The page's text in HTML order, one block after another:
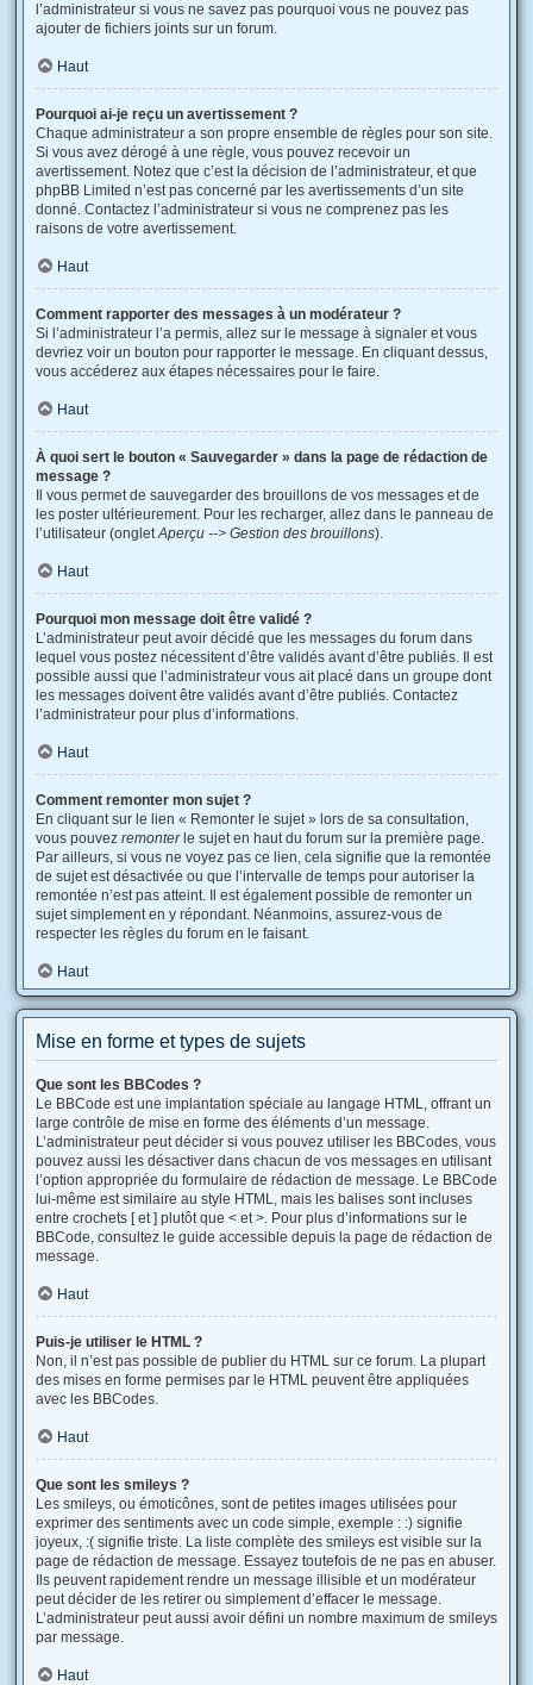
l’administrateur si vous ne savez pas pourquoi vous ne pouvez pas
ajouter de fichiers joints sur un forum.
Haut
Pourquoi ai-je reçu un avertissement ?
Chaque administrateur a son propre ensemble de règles pour son site.
Si vous avez dérogé à une règle, vous pouvez recevoir un
avertissement. Notez que c’est la décision de l’administrateur, et que
phpBB Limited n’est pas concerné par les avertissements d’un site
donné. Contactez l’administrateur si vous ne comprenez pas les
raisons de votre avertissement.
Haut
Comment rapporter des messages à un modérateur ?
Si l’administrateur l’a permis, allez sur le message à signaler et vous
devriez voir un bouton pour rapporter le message. En cliquant dessus,
vous accéderez aux étapes nécessaires pour le faire.
Haut
À quoi sert le bouton « Sauvegarder » dans la page de rédaction de
message ?
Il vous permet de sauvegarder des brouillons de vos messages et de
les poster ultérieurement. Pour les recharger, allez dans le panneau de
l’utilisateur (ongletAperçu --> Gestion des brouillons).
Haut
Pourquoi mon message doit être validé ?
L’administrateur peut avoir décidé que les messages du forum dans
lequel vous postez nécessitent d’être validés avant d’être publiés. Il est
possible aussi que l’administrateur vous ait placé dans un groupe dont
les messages doivent être validés avant d’être publiés. Contactez
l’administrateur pour plus d’informations.
Haut
Comment remonter mon sujet ?
En cliquant sur le lien « Remonter le sujet » lors de sa consultation,
vous pouvez remonterle sujet en haut du forum sur la première page.
Par ailleurs, si vous ne voyez pas ce lien, cela signifie que la remontée
de sujet est désactivée ou que l’intervalle de temps pour autoriser la
remontée n’est pas atteint. Il est également possible de remonter un
sujet simplement en y répondant. Néanmoins, assurez-vous de
respecter les règles du forum en le faisant.
Haut
Mise en forme et types de sujets
Que sont les BBCodes ?
Le BBCode est une implantation spéciale au langage HTML, offrant un
large contrôle de mise en forme des éléments d’un message.
L’administrateur peut décider si vous pouvez utiliser les BBCodes, vous
pouvez aussi les désactiver dans chacun de vos messages en utilisant
l’option appropriée du formulaire de rédaction de message. Le BBCode
lui-même est similaire au style HTML, mais les balises sont incluses
entre crochets [ et ] plutôt que < et >. Pour plus d’informations sur le
BBCode, consultez le guide accessible depuis la page de rédaction de
message.
Haut
Puis-je utiliser le HTML ?
Non, il n’est pas possible de publier du HTML sur ce forum. La plupart
des mises en forme permises par le HTML peuvent être appliquées
avec les BBCodes.
Haut
Que sont les smileys ?
Les smileys, ou émoticônes, sont de petites images utilisées pour
exprimer des sentiments avec un code simple, exemple : :) signifie
joyeux, :( signifie triste. La liste complète des smileys est visible sur la
page de rédaction de message. Essayez toutefois de ne pas en abuser.
Ils peuvent rapidement rendre un message illisible et un modérateur
peut décider de les retirer ou simplement d’effacer le message.
L’administrateur peut aussi avoir défini un nombre maximum de smileys
par message.
Haut